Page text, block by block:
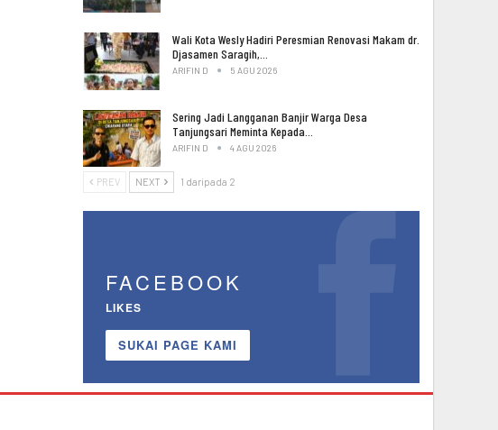
Wali Kota Wesly Hadiri Peresmian Renovasi Makam dr.
Djasamen Saragih,…
ARIFIN D 5 AGU 2026
Sering Jadi Langganan Banjir Warga Desa
Tanjungsari Meminta Kepada…
ARIFIN D 4 AGU 2026
PREV NEXT 1 daripada 2
FACEBOOK
LIKES
SUKAI PAGE KAMI